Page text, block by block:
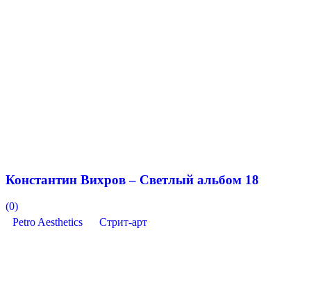
Константин Вихров – Светлый альбом 18
(0)
Petro Aesthetics
Стрит-арт